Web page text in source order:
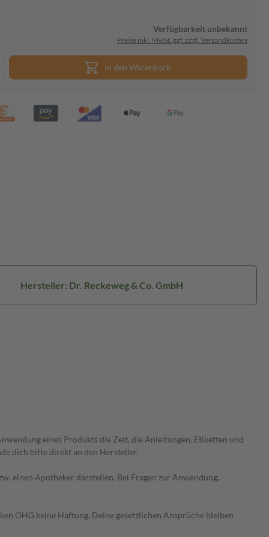
Verfügbarkeit unbekannt
Preise inkl. MwSt. ggf. zzgl. Versandkosten
In den Warenkorb
Hersteller: Dr. Reckeweg & Co. GmbH
eines Produkts die Zeit, die Anleitungen, Etiketten und
dich bitte direkt an den Hersteller.
einen Apotheker darstellen. Bei Fragen zur Anwendung,
OHG keine Haftung. Deine gesetzlichen Ansprüche bleiben